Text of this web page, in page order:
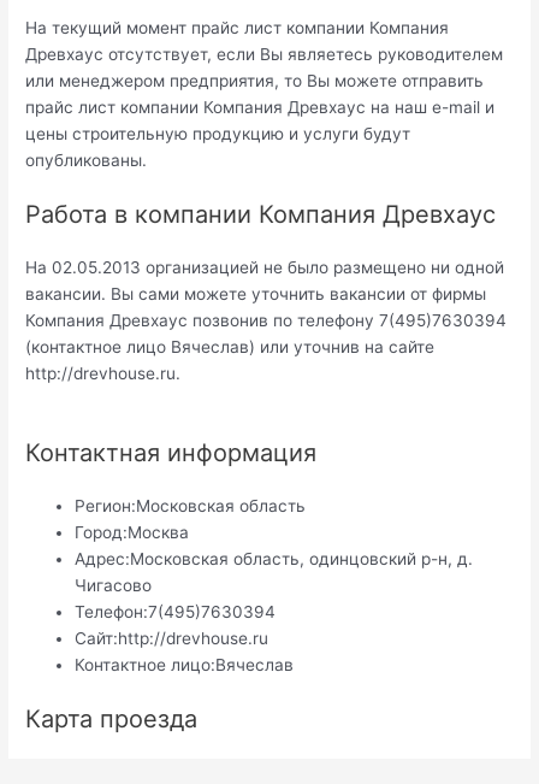
На текущий момент прайс лист компании Компания
Древхаус отсутствует, если Вы являетесь руководителем
или менеджером предприятия, то Вы можете отправить
прайс лист компании Компания Древхаус на наш e-mail и
цены строительную продукцию и услуги будут
опубликованы.
Работа в компании Компания Древхаус
На 02.05.2013 организацией не было размещено ни одной
вакансии. Вы сами можете уточнить вакансии от фирмы
Компания Древхаус позвонив по телефону 7(495)7630394
(контактное лицо Вячеслав) или уточнив на сайте
http://drevhouse.ru.
Контактная информация
Регион:Московская область
Город:Москва
Адрес:Московская область, одинцовский р-н, д.
Чигасово
Телефон:7(495)7630394
Сайт:http://drevhouse.ru
Контактное лицо:Вячеслав
Карта проезда